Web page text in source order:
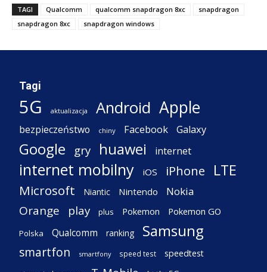
TAGI Qualcomm qualcomm snapdragon 8xc
snapdragon
snapdragon 8xc
snapdragon windows
Tagi
5G aktualizacja Android Apple
bezpieczeństwo chiny Facebook Galaxy
Google gry huawei internet
internet mobilny iOS iPhone LTE
Microsoft Niantic Nintendo Nokia
Orange play plus Pokemon Pokemon GO
Polska Qualcomm ranking Samsung
smartfon smartfony speed test speedtest